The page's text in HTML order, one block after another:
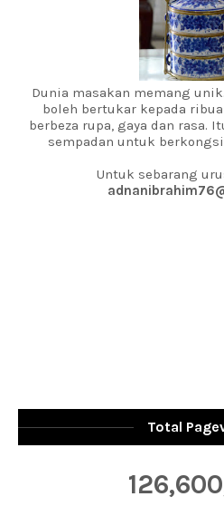
Dunia masakan memang
boleh bertukar kepada
berbeza rupa, gaya dan rasa.
sempadan untuk
Untuk sebarang
Total